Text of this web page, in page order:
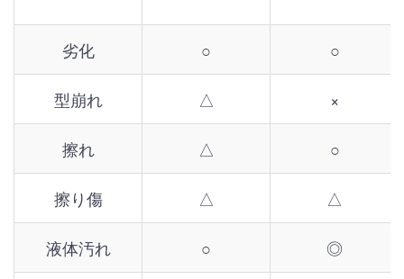
劣化 ○ ○
型崩れ △ ×
擦れ △ ○
擦り傷 △ △
液体汚れ ○ ◎